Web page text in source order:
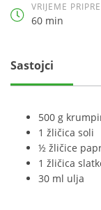
VRIJEME
60 min
Sastojci
500 g
1 žličica soli
½ žličice
1 žličica
30 ml ulja